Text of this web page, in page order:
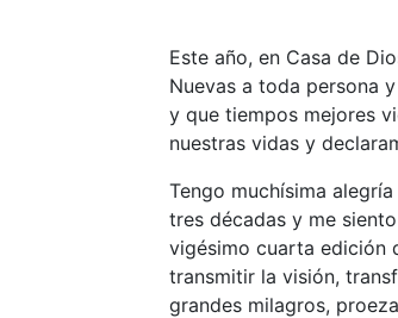
Este año, en Casa de
Nuevas a toda persona
y que tiempos mejores
nuestras vidas y
Tengo muchísima
tres décadas y me
vigésimo cuarta edición
transmitir la visión,
grandes milagros,